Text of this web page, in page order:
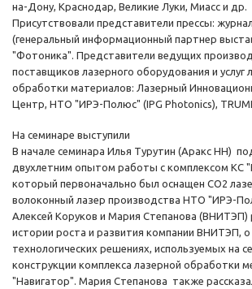
на-Дону, Краснодар, Великие Луки, Миасс и др.
Присутствовали представители прессы:
(генеральный информационный партнер
"Фотоника". Представители ведущих
поставщиков лазерного оборудования и услуг
обработки материалов: Лазерный
Центр, НТО "ИРЭ-Полюс" (IPG Photonics),
На семинаре выступили
В начале семинара Илья Турутин (Аракс НН)
двухлетним опытом работы с комплексом КС
который первоначально был оснащен СО2
волоконный лазер производства НТО "ИРЭ-
Алексей Коруков и Мария Степанова (ВНИТЭП)
истории роста и развития компании ВНИТЭП,
технологических решениях, используемых на
конструкции комплекса лазерной обработки
"Навигатор". Мария Степанова также